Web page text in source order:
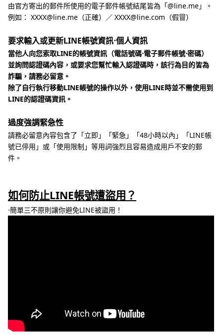
由官方寄出的郵件所使用的電子郵件帳號結尾皆為「@line.me」。
例如： XXXX@line.me（正確）／ XXXX@line.com（假冒）
要求輸入或更新LINE帳號資訊⋅個人資訊
當他人向您索取LINE的帳號資訊（電話號碼⋅電子郵件帳號⋅密碼）
並詢問認證碼內容，或要求您幫忙輸入認證碼時，該行為目的皆為
詐騙，請務必留意。
除了自行執行移動LINE帳號的操作以外，使用LINE時並不需使用到
LINE的認證碼資訊。
過度強調緊急性
請務必留意內容包含了「立即」「緊急」「48小時以內」「LINE帳
號已停用」或「使用限制」等用詞強烈且容易造成用戶不安的郵
件。
如何防止LINE帳號遭盜用？
⋅簡單三不原則讓你避免LINE被盜用！